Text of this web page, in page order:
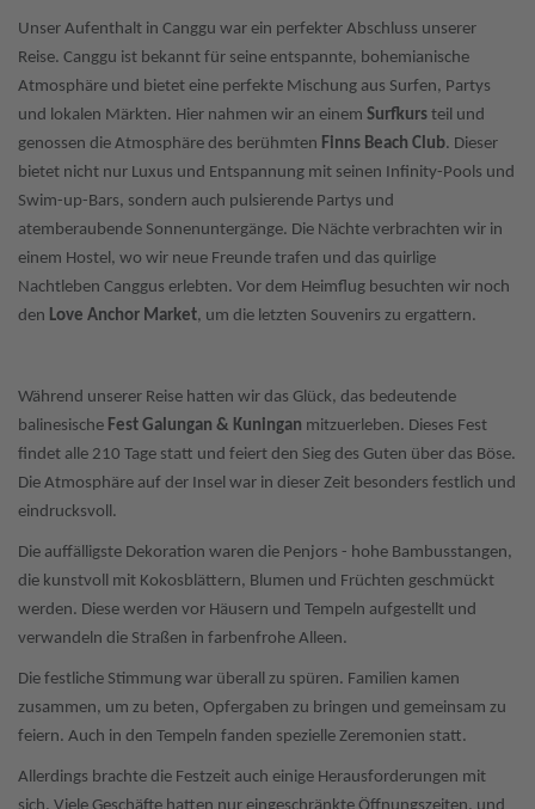
Unser Aufenthalt in Canggu war ein perfekter Abschluss unserer
Reise. Canggu ist bekannt für seine entspannte, bohemianische
Atmosphäre und bietet eine perfekte Mischung aus Surfen, Partys
und lokalen Märkten. Hier nahmen wir an einem Surfkurs teil und
genossen die Atmosphäre des berühmten Finns Beach Club. Dieser
bietet nicht nur Luxus und Entspannung mit seinen Infinity-Pools und
Swim-up-Bars, sondern auch pulsierende Partys und
atemberaubende Sonnenuntergänge. Die Nächte verbrachten wir in
einem Hostel, wo wir neue Freunde trafen und das quirlige
Nachtleben Canggus erlebten. Vor dem Heimflug besuchten wir noch
den Love Anchor Market, um die letzten Souvenirs zu ergattern.
Während unserer Reise hatten wir das Glück, das bedeutende
balinesische Fest Galungan & Kuningan mitzuerleben. Dieses Fest
findet alle 210 Tage statt und feiert den Sieg des Guten über das Böse.
Die Atmosphäre auf der Insel war in dieser Zeit besonders festlich und
eindrucksvoll.
Die auffälligste Dekoration waren die Penjors - hohe Bambusstangen,
die kunstvoll mit Kokosblättern, Blumen und Früchten geschmückt
werden. Diese werden vor Häusern und Tempeln aufgestellt und
verwandeln die Straßen in farbenfrohe Alleen.
Die festliche Stimmung war überall zu spüren. Familien kamen
zusammen, um zu beten, Opfergaben zu bringen und gemeinsam zu
feiern. Auch in den Tempeln fanden spezielle Zeremonien statt.
Allerdings brachte die Festzeit auch einige Herausforderungen mit